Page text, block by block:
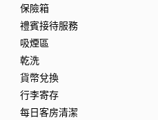
保險箱
禮賓接待服務
吸煙區
乾洗
貨幣兌換
行李寄存
每日客房清潔